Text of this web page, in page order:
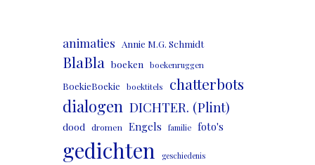
animaties Annie M.G. Schmidt
BlaBla boeken boekenruggen
BoekieBoekie boektitels chatterbots
dialogen DICHTER. (Plint)
dood dromen Engels familie foto's
gedichten geschiedenis